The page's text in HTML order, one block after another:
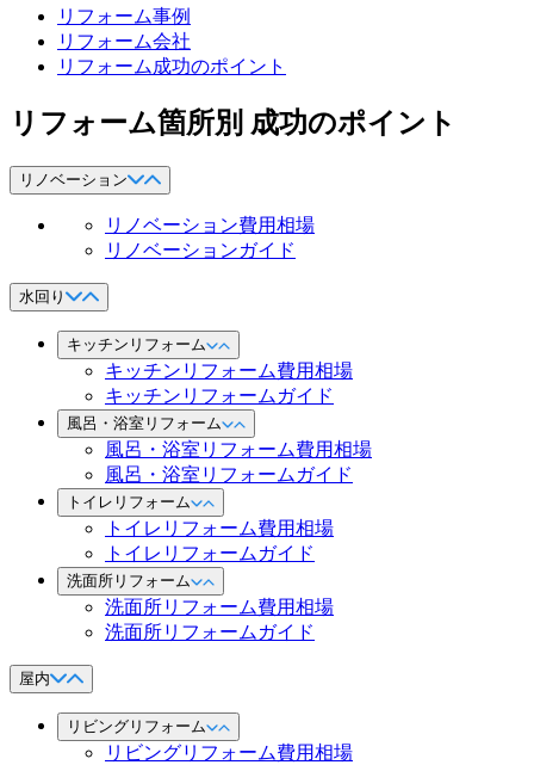
リフォーム事例
リフォーム会社
リフォーム成功のポイント
リフォーム箇所別 成功のポイント
リノベーション
リノベーション費用相場
リノベーションガイド
水回り
キッチンリフォーム
キッチンリフォーム費用相場
キッチンリフォームガイド
風呂・浴室リフォーム
風呂・浴室リフォーム費用相場
風呂・浴室リフォームガイド
トイレリフォーム
トイレリフォーム費用相場
トイレリフォームガイド
洗面所リフォーム
洗面所リフォーム費用相場
洗面所リフォームガイド
屋内
リビングリフォーム
リビングリフォーム費用相場